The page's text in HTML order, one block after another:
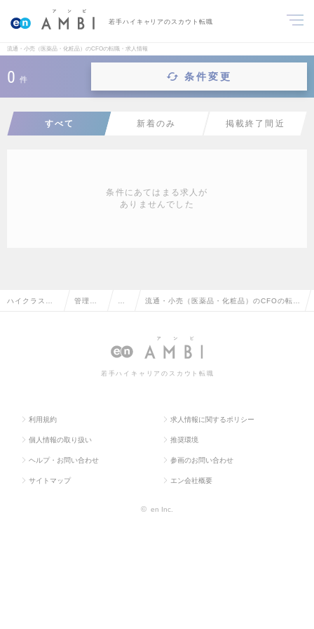
若手ハイキャリアのスカウト転職
流通・小売（医薬品・化粧品）のCFOの転職・求人情報
0 件 条件変更
すべて 新着のみ 掲載終了間近
条件にあてはまる求人が
ありませんでした
ハイクラス求 管理部 流通・小売（医薬品・化粧品）のCFOの転
若手ハイキャリアのスカウト転職
利用規約 求人情報に関するポリシー
個人情報の取り扱い 推奨環境
ヘルプ・お問い合わせ 参画のお問い合わせ
サイトマップ エン会社概要
© en Inc.